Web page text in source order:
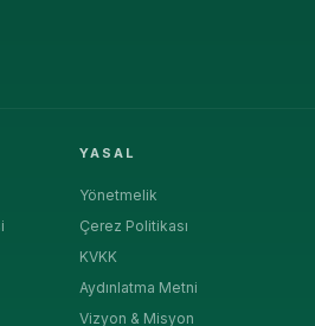
YASAL
Yönetmelik
Çerez Politikası
KVKK
Aydınlatma Metni
Vizyon & Misyon